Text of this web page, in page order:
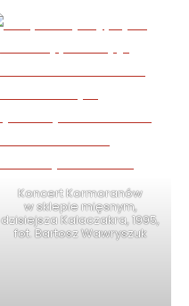
Koncert Kormoranów
w sklepie mięsnym,
dzisiejsza Kalaczakra, 1995,
fot. Bartosz Wawryszuk